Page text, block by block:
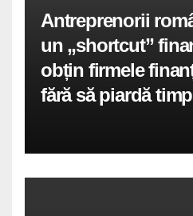
Antreprenorii
un „shortcut”
obțin firmele
fără să piardă